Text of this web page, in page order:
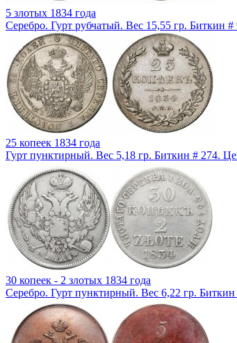
5 злотых 1834 года
Серебро. Гурт рубчатый. Вес 15,55 гр. Биткин
25 копеек 1834 года
Гурт пунктирный. Вес 5,18 гр. Биткин # 274.
30 копеек - 2 злотых 1834 года
Серебро. Гурт пунктирный. Вес 6,22 гр.